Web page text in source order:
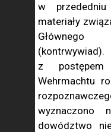
w przededniu
materiały
z postępem
Wehrmachtu
wyznaczono
dowództwo